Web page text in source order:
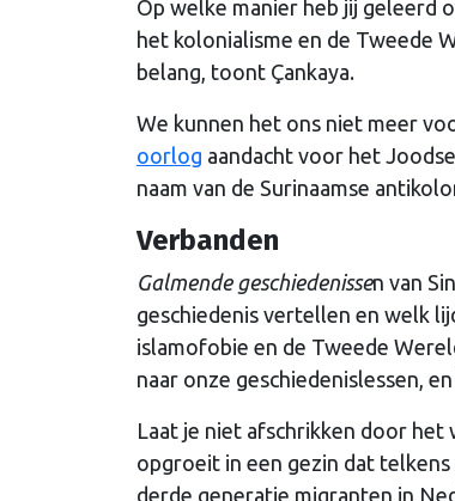
Op welke manier heb jij geleerd
het kolonialisme en de Tweede
belang, toont Çankaya.
We kunnen het ons niet meer
oorlog aandacht voor het
naam van de Surinaamse
Verbanden
Galmende geschiedenissen van
geschiedenis vertellen en welk
islamofobie en de Tweede
naar onze geschiedenislessen,
Laat je niet afschrikken door het
opgroeit in een gezin dat telkens
derde generatie migranten in